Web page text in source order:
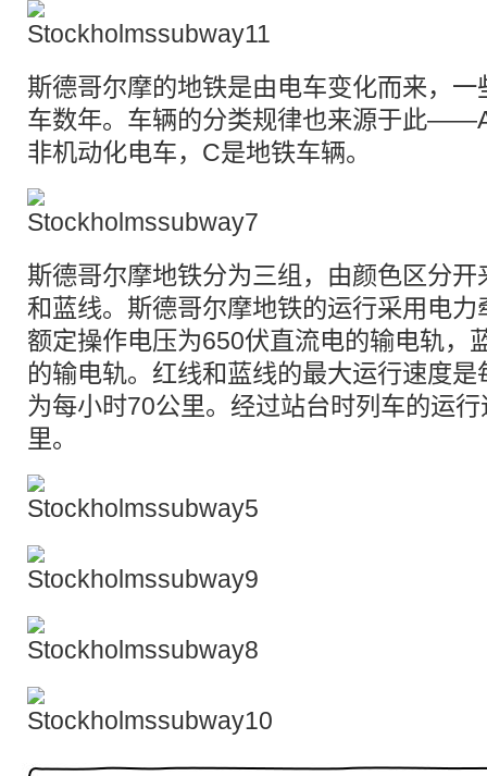
斯德哥尔摩的地铁是由电车变化而来，
车数年。车辆的分类规律也来源于此
非机动化电车，C是地铁车辆。
斯德哥尔摩地铁分为三组，由颜色区分
和蓝线。斯德哥尔摩地铁的运行采用电
额定操作电压为650伏直流电的输电轨，
的输电轨。红线和蓝线的最大运行速度
为每小时70公里。经过站台时列车的运
里。